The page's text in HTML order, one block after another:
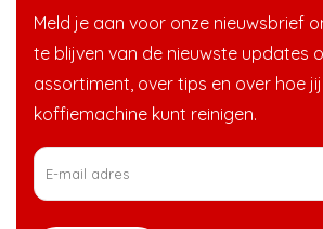
Meld je aan voor onze nieuwsbrief
te blijven van de nieuwste updates
assortiment, over tips en over hoe
koffiemachine kunt reinigen.